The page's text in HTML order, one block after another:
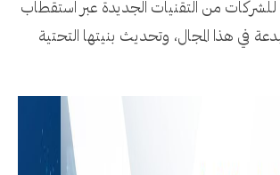
للشركات من التقنيات الجديدة عبر استقطاب
في هذا المجال، وتحديث بنيتها التحتية